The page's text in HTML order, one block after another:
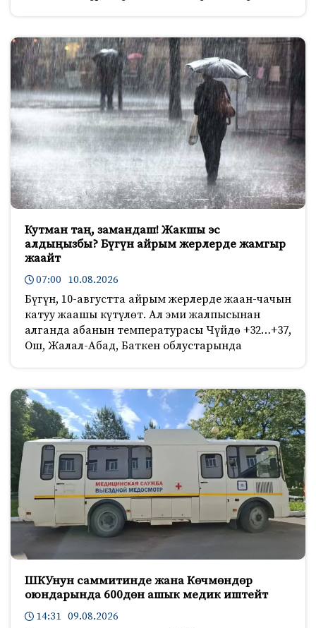
Кутман таң, замандаш! Жакшы эс
алдыңызбы? Бүгүн айрым жерлерде жамгыр
жаайт
07:00 10.08.2026
Бүгүн, 10-августта айрым жерлерде жаан-чачын
катуу жаашы күтүлөт. Ал эми жалпысынан
алганда абанын температурасы Чүйдө +32…+37,
Ош, Жалал-Абад, Баткен облустарында
ШКУнун саммитинде жана Көчмөндөр
оюндарында 600дөн ашык медик иштейт
14:31 09.08.2026